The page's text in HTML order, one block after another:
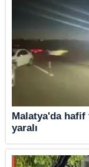
Malatya'da hafif
yaralı